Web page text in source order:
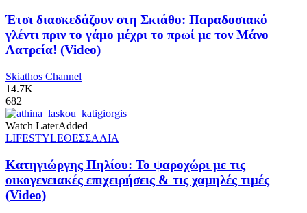
Έτσι διασκεδάζουν στη Σκιάθο: Παραδοσιακό
γλέντι πριν το γάμο μέχρι το πρωί με τον Μάνο
Λατρεία! (Video)
Skiathos Channel
14.7K
682
Watch LaterAdded
LIFESTYLEΘΕΣΣΑΛΙΑ
Κατηγιώργης Πηλίου: Το ψαροχώρι με τις
οικογενειακές επιχειρήσεις & τις χαμηλές τιμές
(Video)